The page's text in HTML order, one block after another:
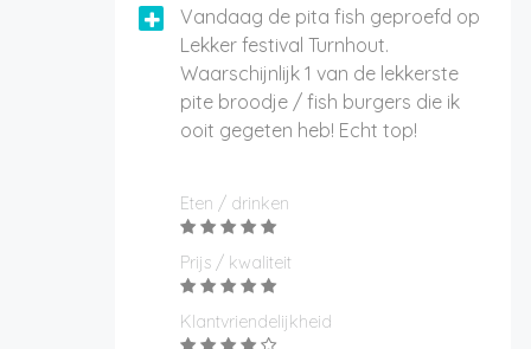
Vandaag de pita fish geproefd op
Lekker festival Turnhout.
Waarschijnlijk 1 van de lekkerste
pite broodje / fish burgers die ik
ooit gegeten heb! Echt top!
Eten / drinken
Prijs / kwaliteit
Klantvriendelijkheid